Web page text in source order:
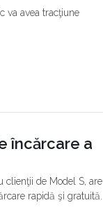
va avea tracţiune
încărcare a
clienţii de Model S, are
rapidă şi gratuită.